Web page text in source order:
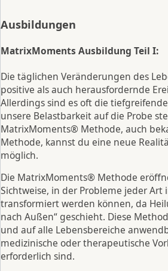
Ausbildungen
MatrixMoments Ausbildung Teil I:
Die täglichen Veränderungen des
positive als auch herausfordernde
Allerdings sind es oft die
unsere Belastbarkeit auf die Probe
MatrixMoments® Methode, auch
Methode, kannst du eine neue
möglich.
Die MatrixMoments® Methode
Sichtweise, in der Probleme jeder Art
transformiert werden können, da
nach Außen“ geschieht. Diese
und auf alle Lebensbereiche
medizinische oder therapeutische
erforderlich sind.